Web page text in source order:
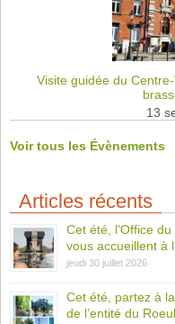
Visite guidée du
13
Voir tous les Évènements
Articles récents
Cet été, l’Office
vous accueillent à
jeudi 30 juillet 2026
Cet été, partez à
de l’entité du